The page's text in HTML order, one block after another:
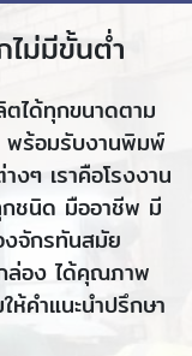
ม่มีขั้นต่ำ
ได้ทุกขนาดตาม
พร้อมรับงานพิมพ์
ๆ เราคือโรงงาน
ชนิด มืออาชีพ มี
จักรทันสมัย
ล่อง ได้คุณภาพ
คำแนะนำปรึกษา